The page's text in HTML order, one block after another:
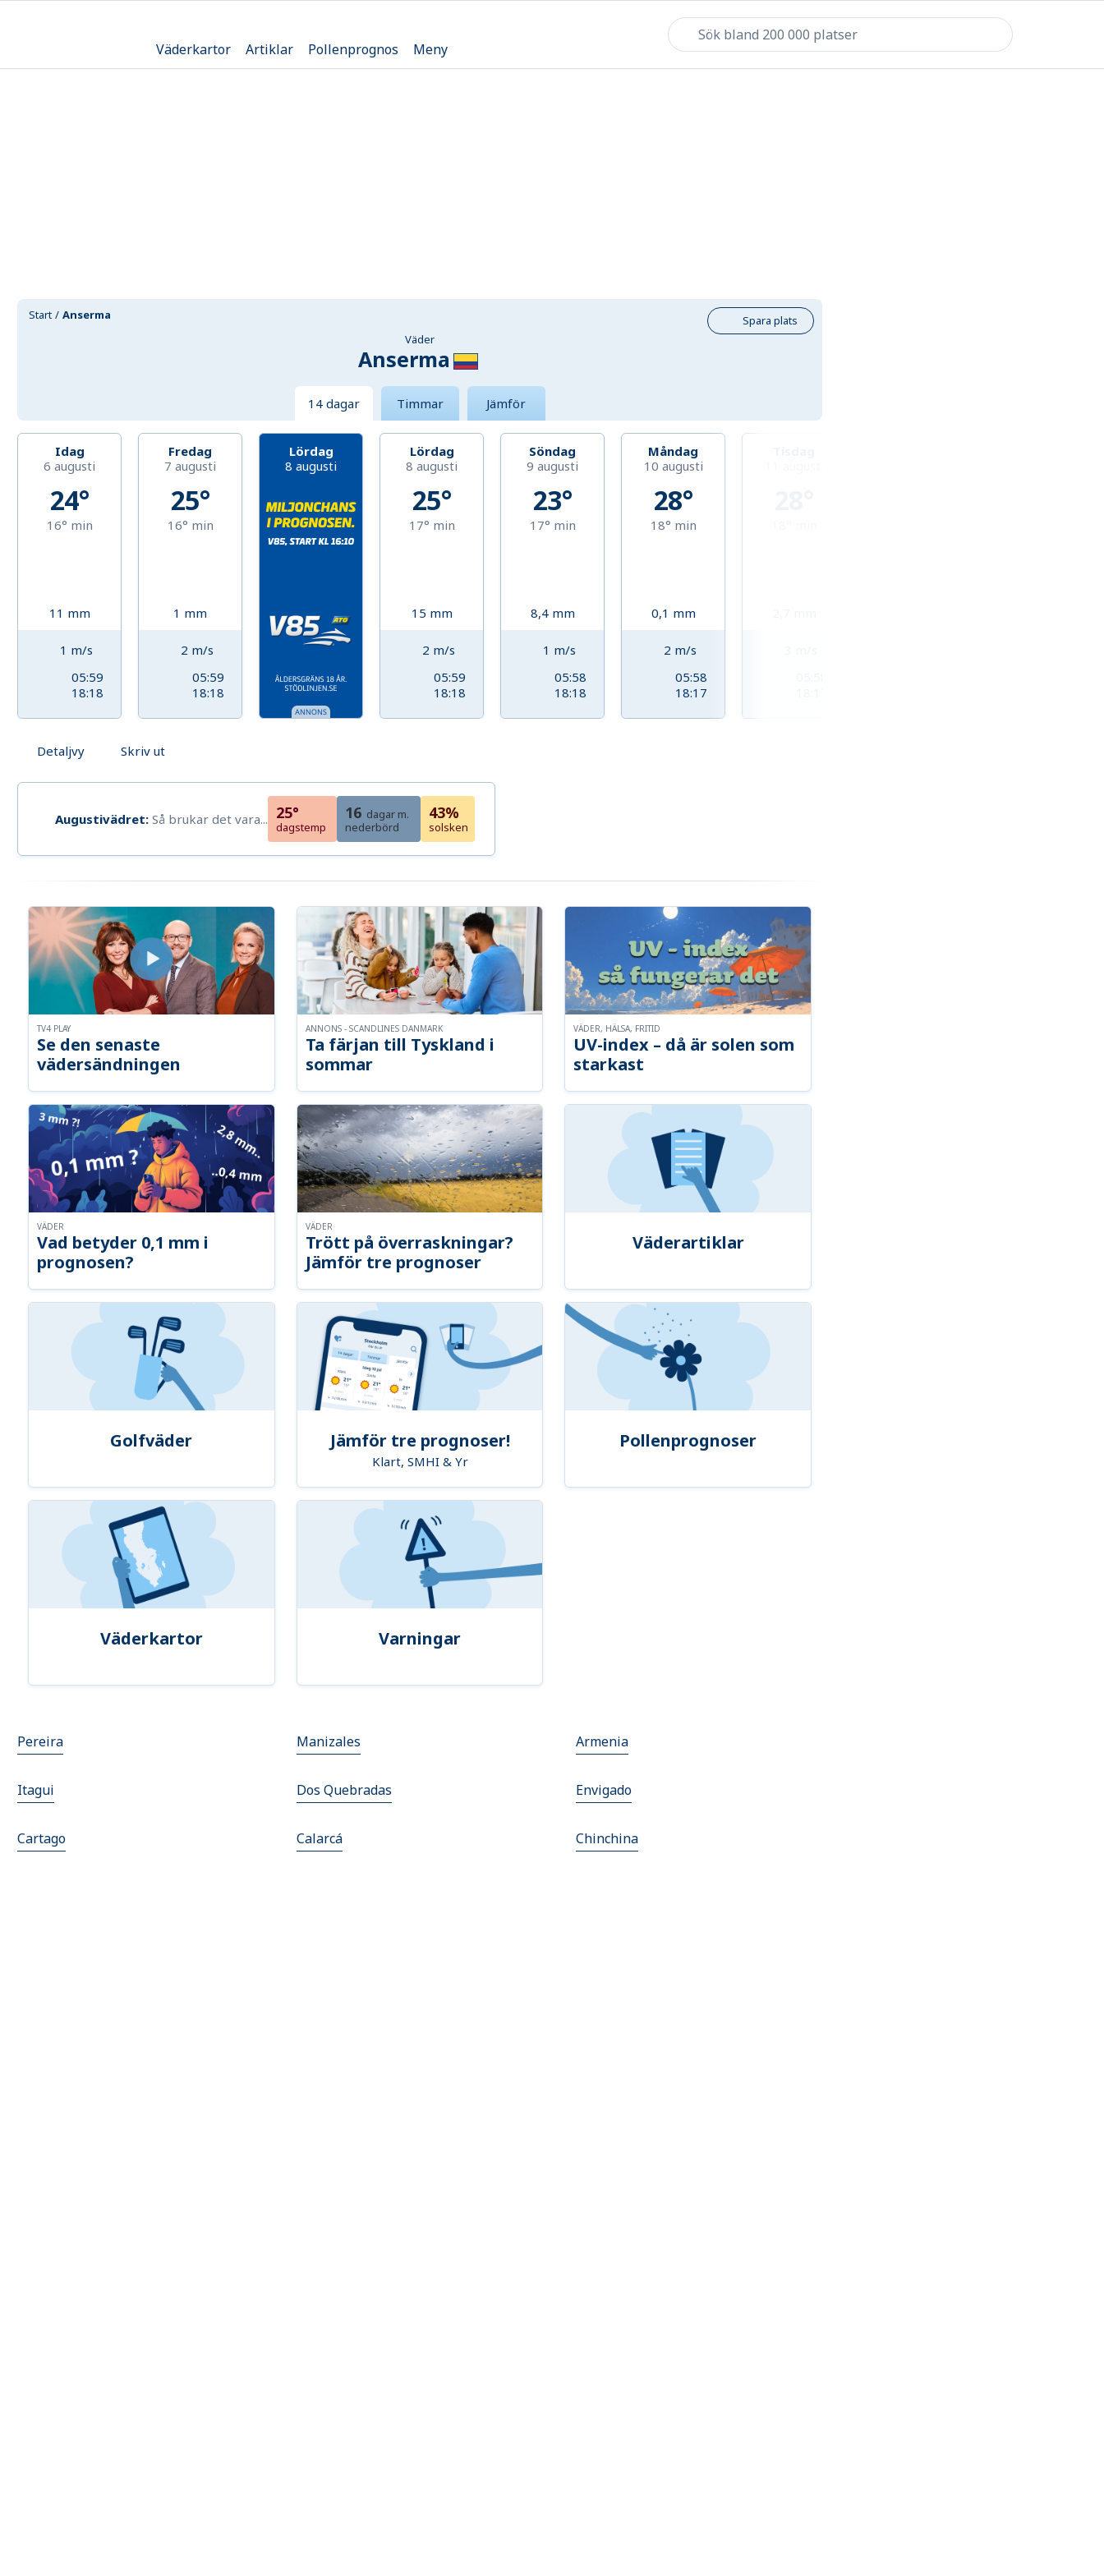
Väderkartor Artiklar Pollenprognos Meny
Start Anserma
Spara plats
Väder
Anserma
14 dagar Timmar Jämför
Idag
6 augusti
24°
16° min
11 mm
1 m/s
05:59
18:18
Fredag
7 augusti
25°
16° min
1 mm
2 m/s
05:59
18:18
Lördag
8 augusti
Lördag
8 augusti
25°
17° min
15 mm
2 m/s
05:59
18:18
Söndag
9 augusti
23°
17° min
8,4 mm
1 m/s
05:58
18:18
Måndag
10 augusti
28°
18° min
0,1 mm
2 m/s
05:58
18:17
Detaljvy Skriv ut
Augustivädret: Så brukar det vara... 25°
dagstemp
16 dagar m.
nederbörd
43%
solsken
Se den senaste
vädersändningen
TV4 PLAY
Ta färjan till Tyskland i
sommar
ANNONS - SCANDLINES DANMARK
UV-index – då är solen som
starkast
VÄDER, HÄLSA, FRITID
Vad betyder 0,1 mm i
prognosen?
VÄDER
Trött på överraskningar?
Jämför tre prognoser
VÄDER
Väderartiklar
Golfväder Jämför tre prognoser!
Klart, SMHI & Yr
Pollenprognoser
Väderkartor Varningar
Pereira Manizales Armenia
Itagui Dos Quebradas Envigado
Cartago Calarcá Chinchina